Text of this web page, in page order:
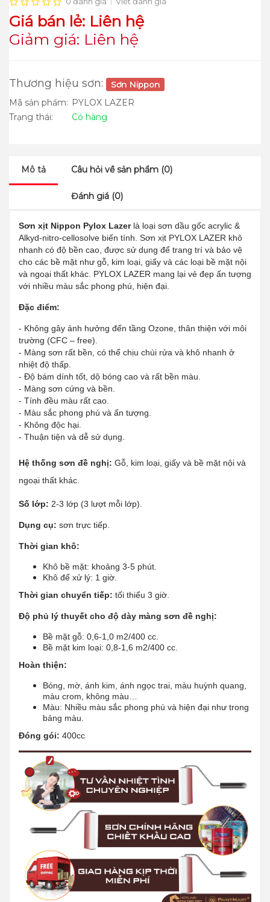
Giá bán lẻ: Liên hệ
Giảm giá: Liên hệ
Thương hiệu sơn: Sơn Nippon
Mã sản phẩm: PYLOX LAZER
Trạng thái:
Có hàng
Mô tả Câu hỏi về sản phẩm (0)
Đánh giá (0)
Sơn xịt Nippon Pylox Lazerlà loại sơn dầu gốc acrylic &
Alkyd-nitro-cellosolve biến tính. Sơn xịt PYLOX LAZER khô
nhanh có độ bền cao, được sử dụng để trang trí và bảo vệ
cho các bề mặt như gỗ, kim loại, giấy và các loại bề mặt nội
và ngoại thất khác. PYLOX LAZER mang lại vẻ đẹp ấn tượng
với nhiều màu sắc phong phú, hiện đại.
Đặc điểm:
- Không gây ảnh hưởng đến tầng Ozone, thân thiện với môi
trường (CFC – free).
- Màng sơn rất bền, có thể chịu chùi rửa và khô nhanh ở
nhiệt độ thấp.
- Độ bám dính tốt, dộ bóng cao và rất bền màu.
- Màng sơn cứng và bền.
- Tính đều màu rất cao.
- Màu sắc phong phú và ấn tượng.
- Không độc hại.
- Thuận tiện và dễ sử dụng.
Hệ thống sơn đề nghị: Gỗ, kim loại, giấy và bề mặt nội và
ngoại thất khác.
Số lớp: 2-3 lớp (3 lượt mỗi lớp).
Dụng cụ: sơn trực tiếp.
Thời gian khô:
Khô bề mặt: khoảng 3-5 phút.
Khô để xử lý: 1 giờ.
Thời gian chuyển tiếp: tối thiểu 3 giờ.
Độ phủ lý thuyết cho độ dày màng sơn đề nghị:
Bề mặt gỗ: 0,6-1,0 m2/400 cc.
Bề mặt kim loại: 0,8-1,6 m2/400 cc.
Hoàn thiện:
Bóng, mờ, ánh kim, ánh ngọc trai, màu huỳnh quang,
màu crom, không màu…
Màu: Nhiều màu sắc phong phú và hiện đại như trong
bảng màu.
Đóng gói: 400cc